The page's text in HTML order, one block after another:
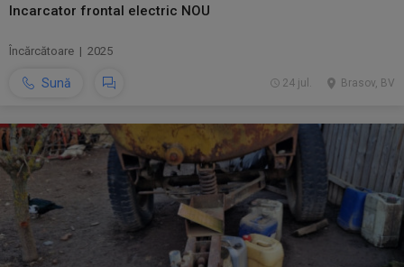
Incarcator frontal electric NOU
Încărcătoare | 2025
Sună Brasov, BV
24 jul.